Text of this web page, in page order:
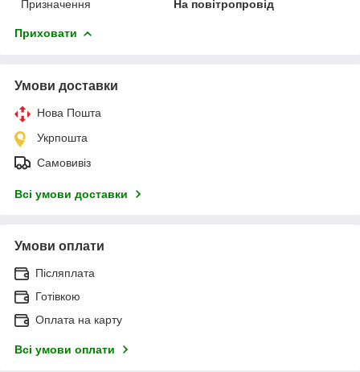
Призначення
На повітропровід
Приховати
Умови доставки
Нова Пошта
Укрпошта
Самовивіз
Всі умови доставки
Умови оплати
Післяплата
Готівкою
Оплата на карту
Всі умови оплати